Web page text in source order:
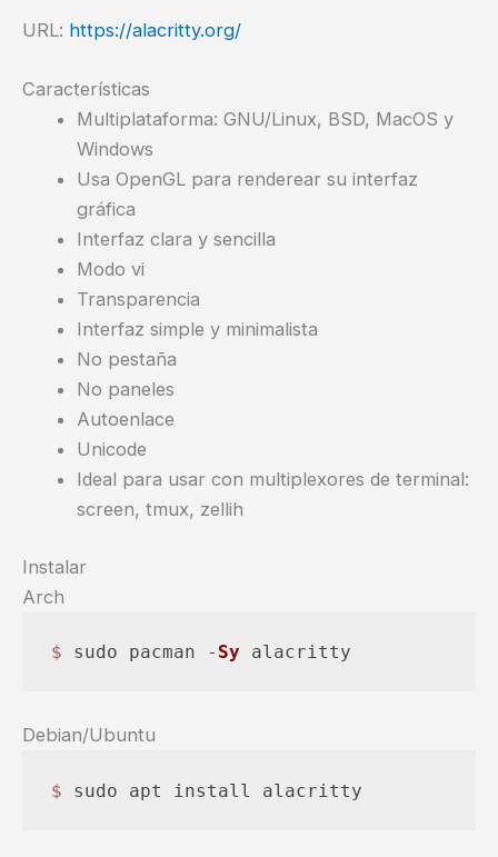
URL: https://alacritty.org/
Características
Multiplataforma: GNU/Linux, BSD, MacOS y
Windows
Usa OpenGL para renderear su interfaz
gráfica
Interfaz clara y sencilla
Modo vi
Transparencia
Interfaz simple y minimalista
No pestaña
No paneles
Autoenlace
Unicode
Ideal para usar con multiplexores de terminal:
screen, tmux, zellih
Instalar
Arch
$ sudo pacman - Sy alacritty
Debian/Ubuntu
$ sudo apt install alacritty